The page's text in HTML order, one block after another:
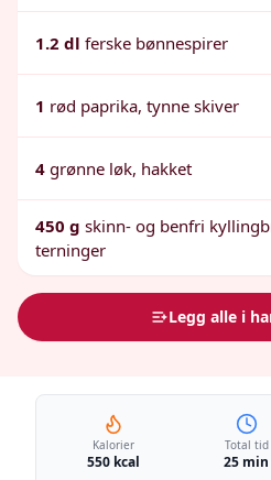
1.2 dl ferske bønnespirer
1 rød paprika, tynne skiver
4 grønne løk, hakket
450 g skinn- og benfri
terninger
Legg alle i
Kalorier
550 kcal
Total tid
25 min